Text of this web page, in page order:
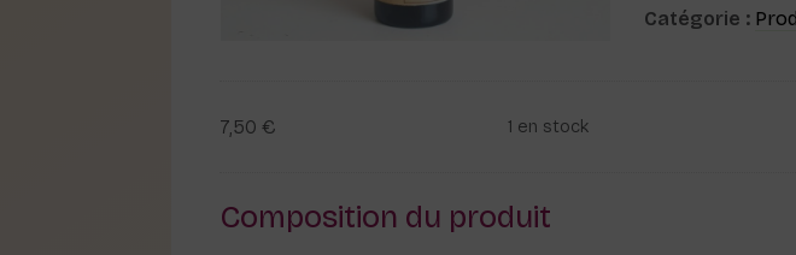
Catégorie :
7,50 € 1 en stock
Composition du produit